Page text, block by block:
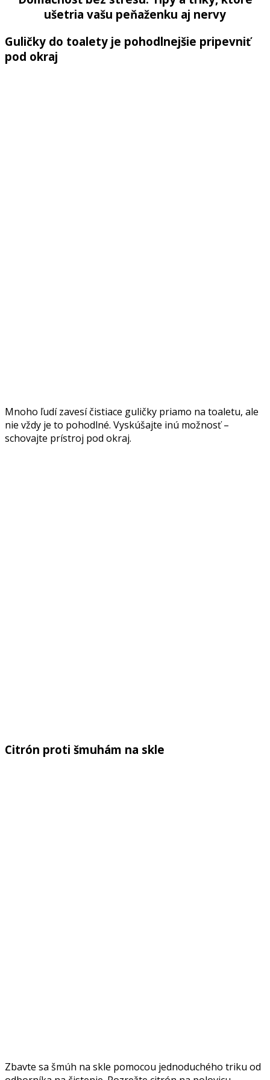
ušetria vašu peňaženku aj nervy
Guličky do toalety je pohodlnejšie pripevniť
pod okraj
Mnoho ľudí zavesí čistiace guličky priamo na toaletu, ale
nie vždy je to pohodlné. Vyskúšajte inú možnosť –
schovajte prístroj pod okraj.
Citrón proti šmuhám na skle
Zbavte sa šmúh na skle pomocou jednoduchého triku od